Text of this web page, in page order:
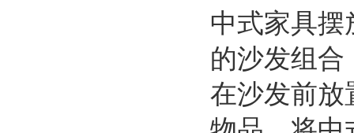
中式家具
的沙发组
在沙发前放